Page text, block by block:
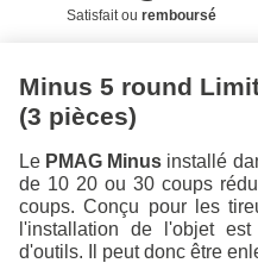
Satisfait ou remboursé
Minus 5 round
(3 pièces)
Le PMAG Minus installé
de 10 20 ou 30 coups
coups. Conçu pour les
l'installation de l'objet
d'outils. Il peut donc être